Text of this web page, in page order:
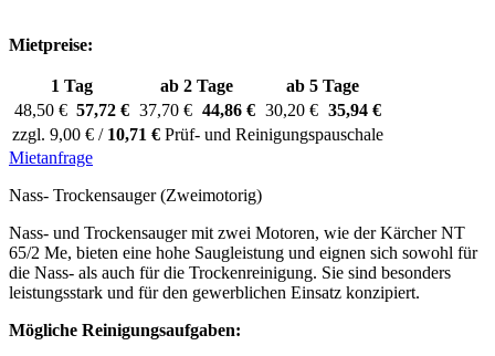
Mietpreise:
1 Tag ab 2 Tage
ab 5 Tage
48,50 € 57,72 € 37,70 € 44,86 € 30,20 € 35,94 €
zzgl. 9,00 € / 10,71 € Prüf- und Reinigungspauschale
Mietanfrage
Nass- Trockensauger (Zweimotorig)
Nass- und Trockensauger mit zwei Motoren, wie der Kärcher NT
65/2 Me, bieten eine hohe Saugleistung und eignen sich sowohl für
die Nass- als auch für die Trockenreinigung. Sie sind besonders
leistungsstark und für den gewerblichen Einsatz konzipiert.
Mögliche Reinigungsaufgaben: